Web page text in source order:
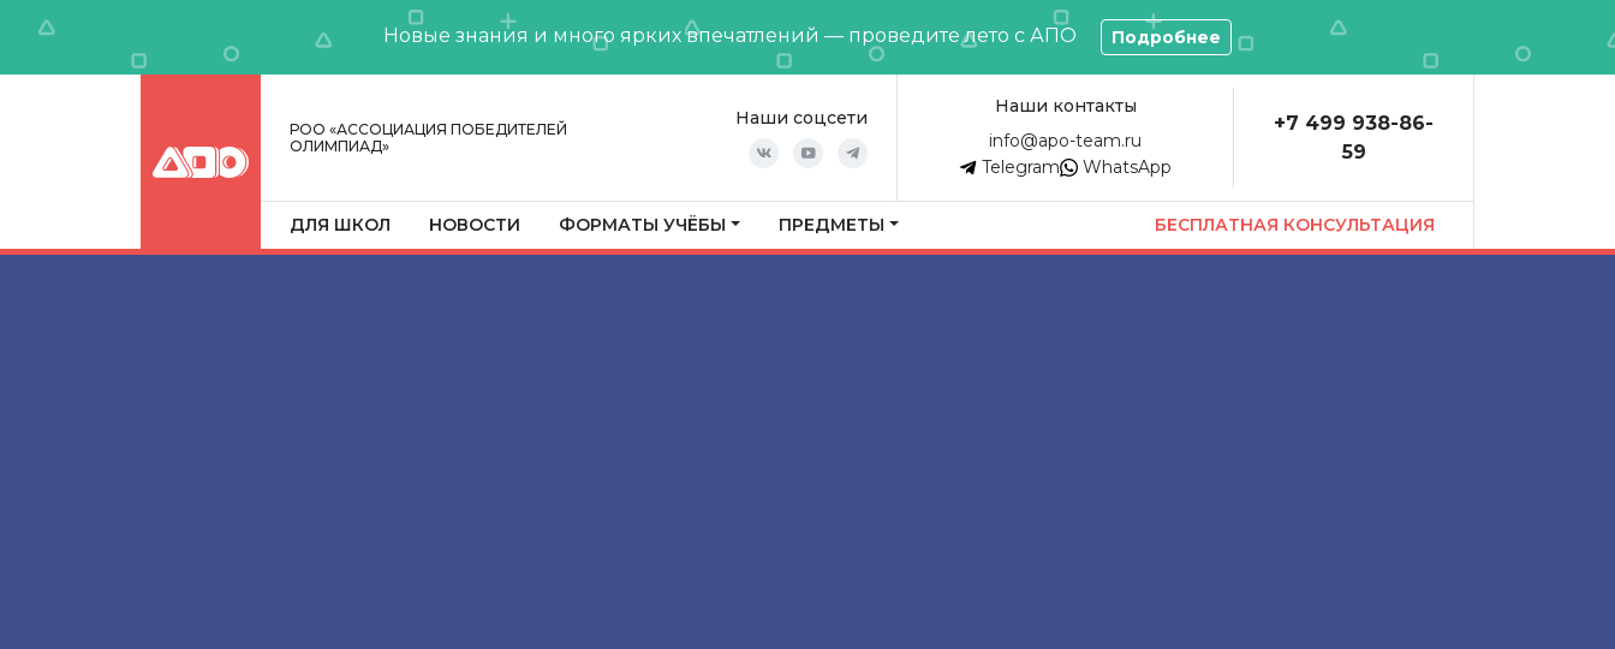
Новые знания и много ярких впечатлений — проведите лето с АПО Подробнее
РОО «АССОЦИАЦИЯ ПОБЕДИТЕЛЕЙ
ОЛИМПИАД»
Наши соцсети
Наши контакты
info@apo-team.ru
Telegram
WhatsApp
+7 499 938-86-
59
ДЛЯ ШКОЛ НОВОСТИ ФОРМАТЫ УЧЁБЫ ПРЕДМЕТЫ БЕСПЛАТНАЯ КОНСУЛЬТАЦИЯ